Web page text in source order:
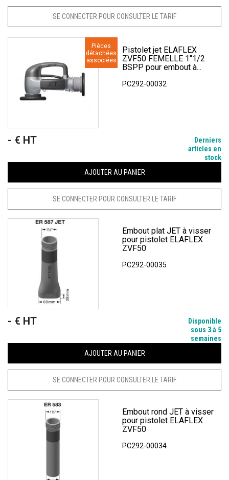
SE CONNECTER POUR CONSULTER LE TARIF
Pièces
détachées
associées
Pistolet jet ELAFLEX
ZVF50 FEMELLE 1''1/2
BSPP pour embout à...
PC292-00032
Prix
- € HT
Derniers
articles en
stock
AJOUTER AU PANIER
SE CONNECTER POUR CONSULTER LE TARIF
Embout plat JET à visser
pour pistolet ELAFLEX
ZVF50
PC292-00035
Prix
- € HT
Disponible
sous 3 à 5
semaines
AJOUTER AU PANIER
SE CONNECTER POUR CONSULTER LE TARIF
Embout rond JET à visser
pour pistolet ELAFLEX
ZVF50
PC292-00034